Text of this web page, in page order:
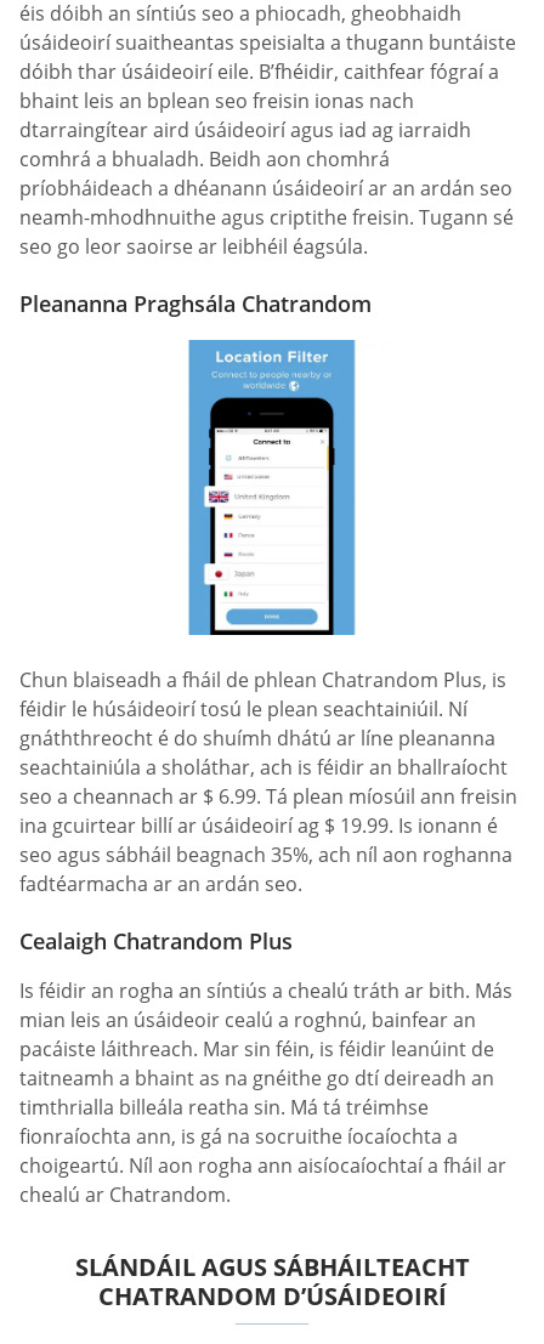
éis dóibh an síntiús seo a phiocadh, gheobhaidh
úsáideoirí suaitheantas speisialta a thugann buntáiste
dóibh thar úsáideoirí eile. B’fhéidir, caithfear fógraí a
bhaint leis an bplean seo freisin ionas nach
dtarraingítear aird úsáideoirí agus iad ag iarraidh
comhrá a bhualadh. Beidh aon chomhrá
príobháideach a dhéanann úsáideoirí ar an ardán seo
neamh-mhodhnuithe agus criptithe freisin. Tugann sé
seo go leor saoirse ar leibhéil éagsúla.
Pleananna Praghsála Chatrandom
Chun blaiseadh a fháil de phlean Chatrandom Plus, is
féidir le húsáideoirí tosú le plean seachtainiúil. Ní
gnáththreocht é do shuímh dhátú ar líne pleananna
seachtainiúla a sholáthar, ach is féidir an bhallraíocht
seo a cheannach ar $ 6.99. Tá plean míosúil ann freisin
ina gcuirtear billí ar úsáideoirí ag $ 19.99. Is ionann é
seo agus sábháil beagnach 35%, ach níl aon roghanna
fadtéarmacha ar an ardán seo.
Cealaigh Chatrandom Plus
Is féidir an rogha an síntiús a chealú tráth ar bith. Más
mian leis an úsáideoir cealú a roghnú, bainfear an
pacáiste láithreach. Mar sin féin, is féidir leanúint de
taitneamh a bhaint as na gnéithe go dtí deireadh an
timthrialla billeála reatha sin. Má tá tréimhse
fionraíochta ann, is gá na socruithe íocaíochta a
choigeartú. Níl aon rogha ann aisíocaíochtaí a fháil ar
chealú ar Chatrandom.
SLÁNDÁIL AGUS SÁBHÁILTEACHT
CHATRANDOM D’ÚSÁIDEOIRÍ